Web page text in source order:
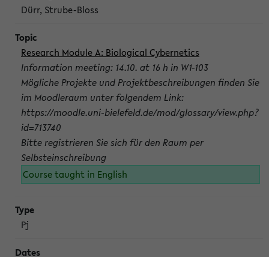
Dürr, Strube-Bloss
Research Module A: Biological Cybernetics
Information meeting: 14.10. at 16 h in W1-103
Mögliche Projekte und Projektbeschreibungen finden Sie
im Moodleraum unter folgendem Link:
https://moodle.uni-bielefeld.de/mod/glossary/view.php?
id=713740
Bitte registrieren Sie sich für den Raum per
Selbsteinschreibung
Course taught in English
Pj